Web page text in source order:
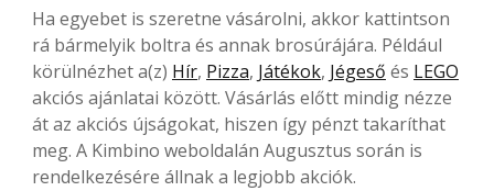
Ha egyebet is szeretne vásárolni, akkor kattintson
rá bármelyik boltra és annak brosúrájára. Például
körülnézhet a(z) Hír, Pizza, Játékok, Jégeső és LEGO
akciós ajánlatai között. Vásárlás előtt mindig nézze
át az akciós újságokat, hiszen így pénzt takaríthat
meg. A Kimbino weboldalán Augusztus során is
rendelkezésére állnak a legjobb akciók.